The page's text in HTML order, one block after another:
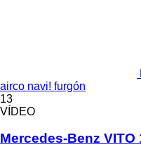
airco navi! furgón
13
VÍDEO
Mercedes-Benz